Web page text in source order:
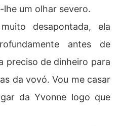
lhe um olhar severo.
desapontada, ela
antes de
preciso de dinheiro para
da vovó. Vou me casar
da Yvonne logo que